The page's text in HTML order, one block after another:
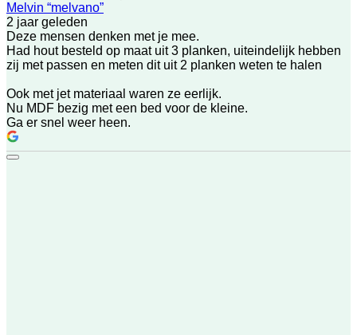
Melvin “melvano”
2 jaar geleden
Deze mensen denken met je mee.
Had hout besteld op maat uit 3 planken, uiteindelijk hebben
zij met passen en meten dit uit 2 planken weten te halen
Ook met jet materiaal waren ze eerlijk.
Nu MDF bezig met een bed voor de kleine.
Ga er snel weer heen.